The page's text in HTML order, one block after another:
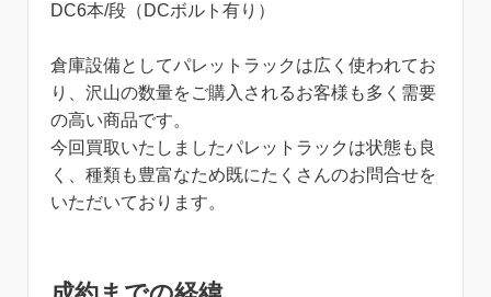
DC6本/段（DCボルト有り）
倉庫設備としてパレットラックは広く使われてお
り、沢山の数量をご購入されるお客様も多く需要
の高い商品です。
今回買取いたしましたパレットラックは状態も良
く、種類も豊富なため既にたくさんのお問合せを
いただいております。